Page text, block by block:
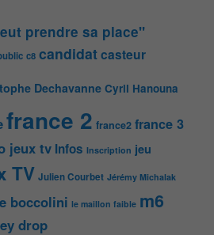
prendre sa place"
c8 candidatcasteur
Dechavanne Cyril Hanouna
france 2 france2 france 3
jeux tv Infos Inscription jeu
TV Julien Courbet Jérémy Michalak
boccolini le maillon faible m6
drop